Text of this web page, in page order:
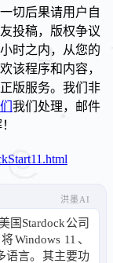
切后果请用户自
投稿，版权争议
时之内，从您的
该程序和内容，
版服务。我们非
我们处理，邮件
洪墨AI
国Stardock公司
Windows 11、
语言。其主要功